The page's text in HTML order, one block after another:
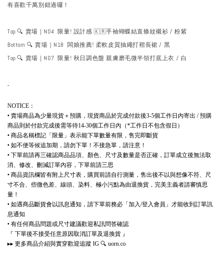
有喜歡千萬別錯過囉！
Top 🔍 賣場｜N04 限量! 設計感 🇰🇷手袖蝴蝶結直條紋襯衫 / 粉紫
Bottom 🔍 賣場｜N18 闆娘推薦! 柔軟皮質抽繩打褶長裙 / 黑
Top 🔍 賣場｜N07 限量! 秋日調色盤 親膚磨毛微半領打底上衣 / 白
-
NOTICE ：
• 賣場商品為少量現貨＋預購，現貨商品於完成付款後3-5個工作日內寄出 /預購
商品則於付款完成後需等待14-30個工作日內（*工作日不包含假日）
• 商品名稱標記「限量」表示能下單數量有限，售完即斷貨
• 如不便等候追加期，請勿下單！不接急單，請注意！
• 下單前請再三確認商品品項、顏色、尺寸及數量是否正確，訂單成立後無法取
消、修改、刪減訂單內容，下單前請三思
• 商品資訊欄皆有附上尺寸表，購買前請自行測量，售出後不以與想像不符、尺
寸不合、些微色差、線頭、染料、極小污點為由退換貨，完美主義者請審慎思
量！
• 如遇商品斷貨會以訊息通知，請下單前務必「加入/登入會員」才能收到訂單訊
息通知
• 有任何商品問題或尺寸建議歡迎私訊問答確認
『 下單後不接受任意原因取消訂單及退換貨 』
▸▸ 更多商品介紹與實穿歡迎追蹤 IG 🔍 uorn.co